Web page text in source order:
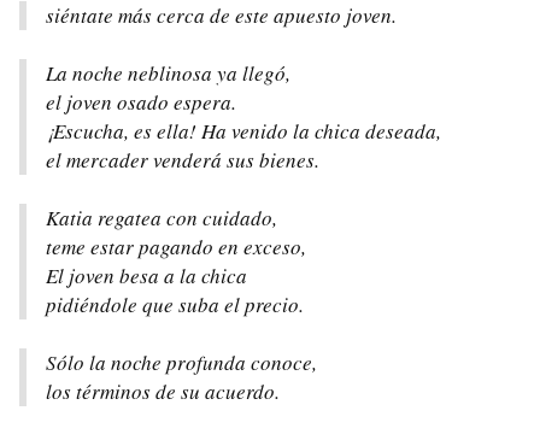
siéntate más cerca de este apuesto joven.
La noche neblinosa ya llegó,
el joven osado espera.
¡Escucha, es ella! Ha venido la chica deseada,
el mercader venderá sus bienes.
Katia regatea con cuidado,
teme estar pagando en exceso,
El joven besa a la chica
pidiéndole que suba el precio.
Sólo la noche profunda conoce,
los términos de su acuerdo.